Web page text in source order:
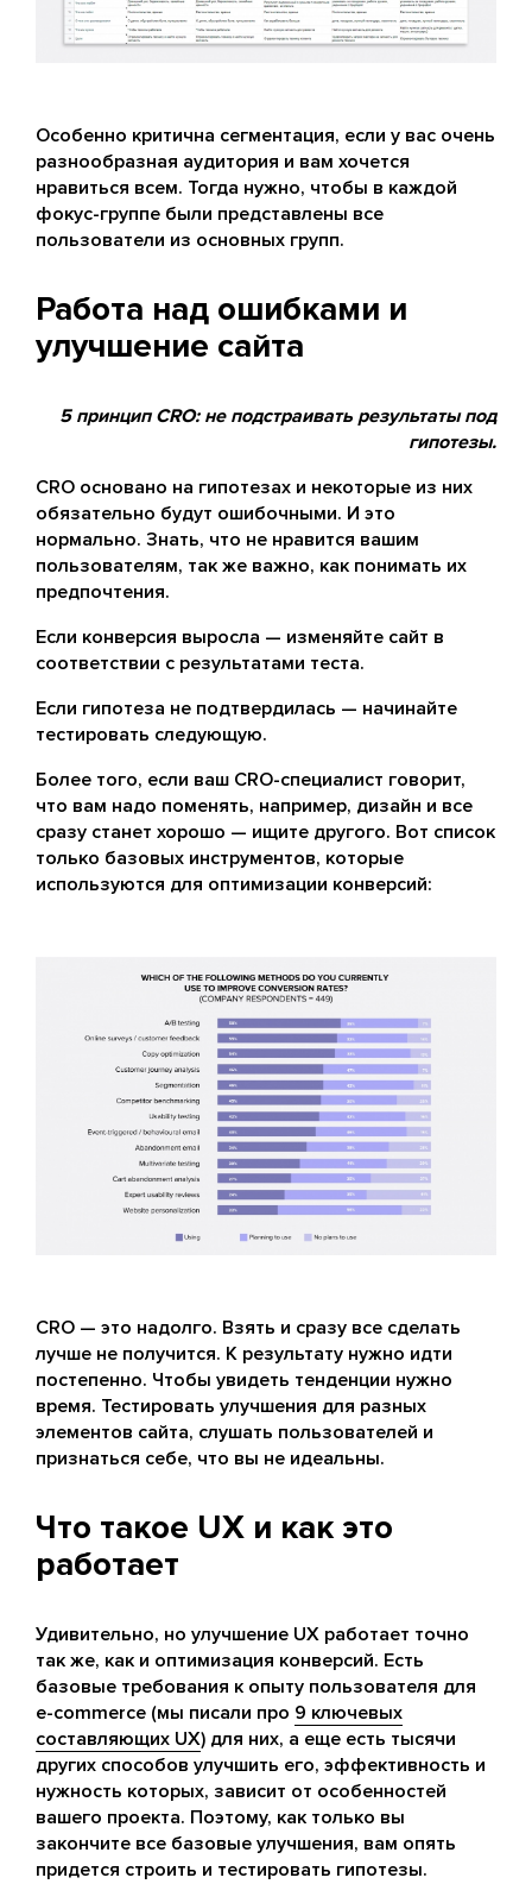
Особенно критична сегментация, если у вас очень
разнообразная аудитория и вам хочется
нравиться всем. Тогда нужно, чтобы в каждой
фокус-группе были представлены все
пользователи из основных групп.
Работа над ошибками и
улучшение сайта
5 принцип CRO: не подстраивать результаты под
гипотезы.
CRO основано на гипотезах и некоторые из них
обязательно будут ошибочными. И это
нормально. Знать, что не нравится вашим
пользователям, так же важно, как понимать их
предпочтения.
Если конверсия выросла — изменяйте сайт в
соответствии с результатами теста.
Если гипотеза не подтвердилась — начинайте
тестировать следующую.
Более того, если ваш CRO-специалист говорит,
что вам надо поменять, например, дизайн и все
сразу станет хорошо — ищите другого. Вот список
только базовых инструментов, которые
используются для оптимизации конверсий:
CRO — это надолго. Взять и сразу все сделать
лучше не получится. К результату нужно идти
постепенно. Чтобы увидеть тенденции нужно
время. Тестировать улучшения для разных
элементов сайта, слушать пользователей и
признаться себе, что вы не идеальны.
Что такое UX и как это
работает
Удивительно, но улучшение UX работает точно
так же, как и оптимизация конверсий. Есть
базовые требования к опыту пользователя для
e-commerce (мы писали про 9 ключевых
составляющих UX) для них, а еще есть тысячи
других способов улучшить его, эффективность и
нужность которых, зависит от особенностей
вашего проекта. Поэтому, как только вы
закончите все базовые улучшения, вам опять
придется строить и тестировать гипотезы.